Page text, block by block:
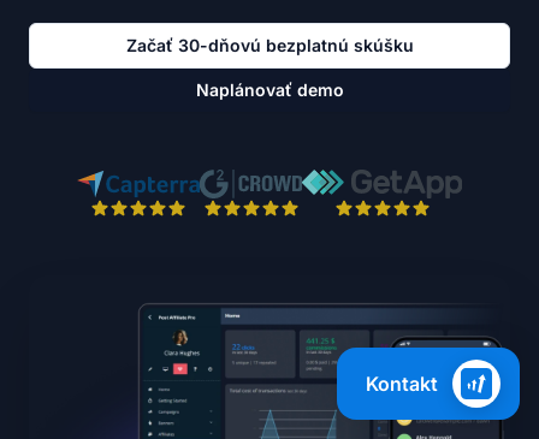
Začať 30-dňovú bezplatnú skúšku
Naplánovať demo
Kontakt